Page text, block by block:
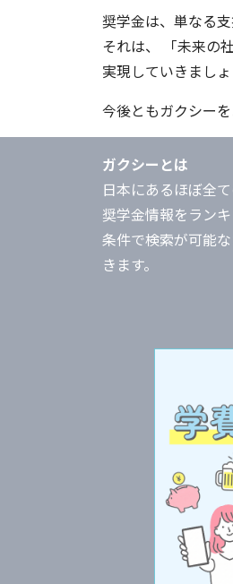
奨学金は、単なる
それは、 「未来の
実現していきましょ
今後ともガクシーを
ガクシーとは
日本にあるほぼ全
奨学金情報をラン
条件で検索が可能
きます。